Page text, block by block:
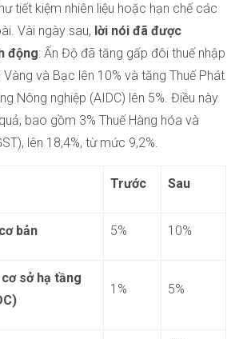
tiết kiệm nhiên liệu hoặc hạn chế các
Vài ngày sau, lời nói đã được
động: Ấn Độ đã tăng gấp đôi thuế nhập
và Bạc lên 10% và tăng Thuế Phát
Nông nghiệp (AIDC) lên 5%. Điều này
bao gồm 3% Thuế Hàng hóa và
lên 18,4%, từ mức 9,2%.
Trước Sau
bản 5% 10%
sở hạ tầng
1% 5%